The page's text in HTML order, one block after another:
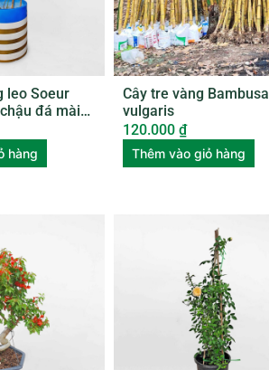
leo Soeur
đá mài
hàng
Cây tre vàng Bambusa
vulgaris
120.000 ₫
Thêm vào giỏ hàng